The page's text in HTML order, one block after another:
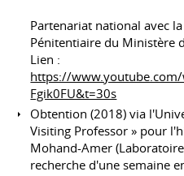
Partenariat national avec
Pénitentiaire du Ministère
Lien :
https://www.youtube.com/
Fgik0FU&t=30s
Obtention (2018) via
Visiting Professor » pour
Mohand-Amer
recherche d'une semaine